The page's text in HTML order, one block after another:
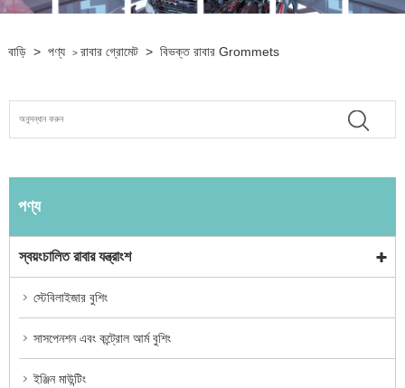
বাড়ি > পণ্য > রাবার গ্রোমেট > বিভক্ত রাবার Grommets
পণ্য
স্বয়ংচালিত রাবার যন্ত্রাংশ
স্টেবিলাইজার বুশিং
সাসপেনশন এবং কন্ট্রোল আর্ম বুশিং
ইঞ্জিন মাউন্টিং